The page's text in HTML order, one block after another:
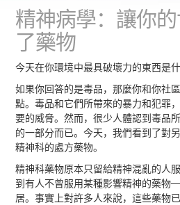
精神病學：讓你
了藥物
今天在你環境中最具破壞力的東西是什
如果你回答的是毒品，那麼你和你社
點。毒品和它們所帶來的暴力和犯罪
要的威脅。然而，很少人體認到毒品
的一部分而已。今天，我們看到了對
精神科的處方藥物。
精神科藥物原本只留給精神混亂的人
到有人不曾服用某種影響精神的藥物
居。事實上對許多人來說，這些藥物